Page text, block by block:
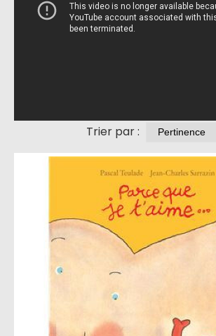
Trier par :